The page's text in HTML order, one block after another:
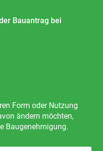
Bauantrag bei
Form oder Nutzung
ändern möchten,
Baugenehmigung.